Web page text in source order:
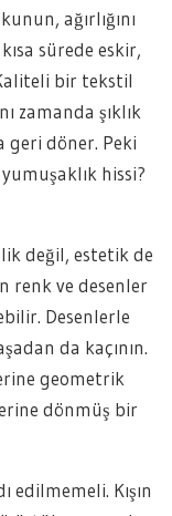
ağırlığını
sürede eskir,
bir tekstil
zamanda şıklık
geri döner. Peki
hissi?
değil, estetik de
renk ve desenler
Desenlerle
da kaçının.
geometrik
dönmüş bir
Kışın